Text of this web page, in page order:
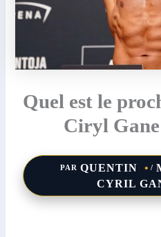
Quel est le
Ciryl Gane
PAR QUENTIN /
CYRIL